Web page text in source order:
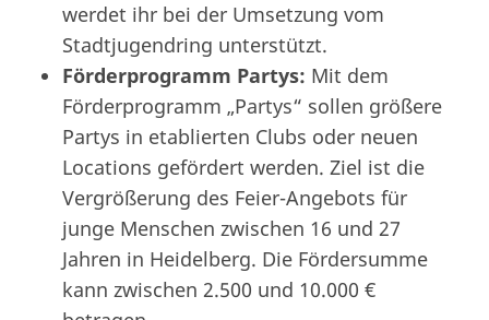
werdet ihr bei der Umsetzung vom
Stadtjugendring unterstützt.
Förderprogramm Partys: Mit dem
Förderprogramm „Partys“ sollen größere
Partys in etablierten Clubs oder neuen
Locations gefördert werden. Ziel ist die
Vergrößerung des Feier-Angebots für
junge Menschen zwischen 16 und 27
Jahren in Heidelberg. Die Fördersumme
kann zwischen 2.500 und 10.000 €